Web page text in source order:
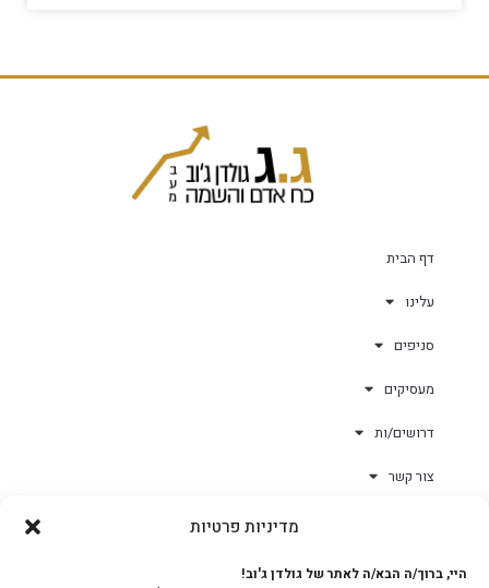
מדיניות פרטיות
היי, ברוך/ה הבא/ה לאתר של גולדן ג'וב!
דף הבית
עלינו
סניפים
מעסיקים
דרושים/ות
צור קשר